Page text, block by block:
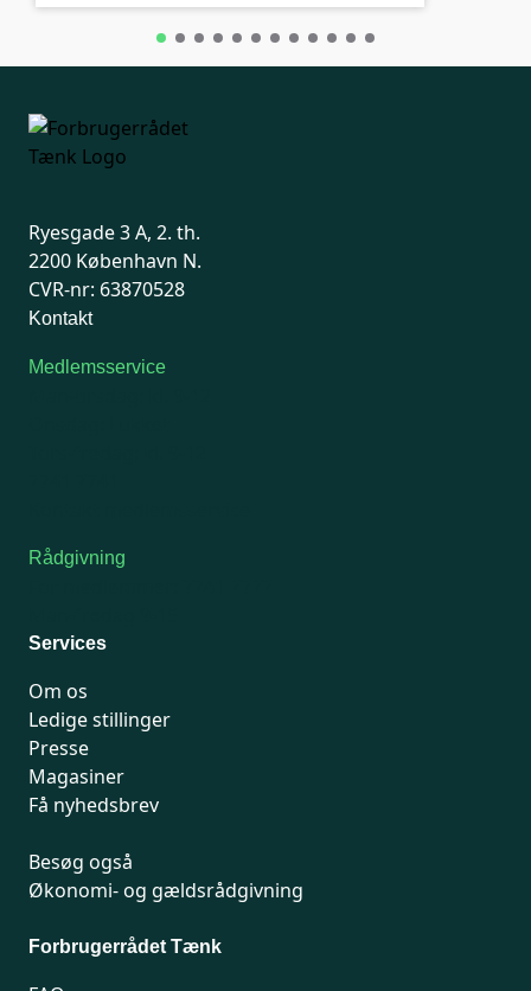
Ryesgade 3 A, 2. th.
2200 København N.
CVR-nr: 63870528
Kontakt
Medlemsservice
Rådgivning
Services
Om os
Ledige stillinger
Presse
Magasiner
Få nyhedsbrev
Besøg også
Økonomi- og gældsrådgivning
Forbrugerrådet Tænk